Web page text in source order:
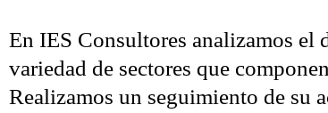
En IES Consultores analizamos el
variedad de sectores que
Realizamos un seguimiento de su